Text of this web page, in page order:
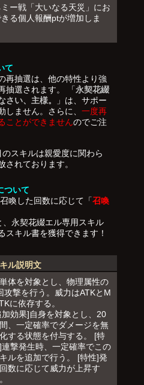
ー戦「大いなる天災」にお
る個人報酬ptが増加しま
て
再抽選は、他の特性より強
抽選されます。 「永契花綴
さい、主様。
」は、サポー
しません。さらに、 一度再
ことができませんのでご注
スキルは親愛度に関わら
されております。
ついて
喚した回数に応じて「召喚
、永契花綴エル専用スキル
スキル書を獲得できます！
ル説明文
体を対象とし、物理属性の
攻撃を行う。威力はATKとM
に依存する。
加効果]自身を対象とし、20
、一定確率でダメージを無
する状態を付与する。 [特
連撃発生時、一定確率でこの
ルを追加で行う。 [特性]発
数に応じて威力が上昇す